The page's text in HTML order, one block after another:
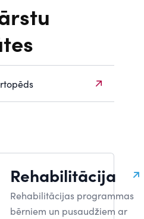
Rehabilitācija
Rehabilitācijas programmas
bērniem un pusaudžiem ar